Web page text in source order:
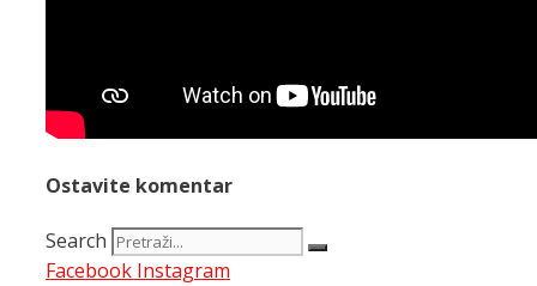
Ostavite komentar
Search
Facebook Instagram